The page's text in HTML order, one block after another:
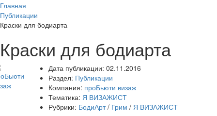
Главная
Публикации
Краски для бодиарта
Краски для бодиарта
Дата публикации: 02.11.2016
Раздел: Публикации
Компания: проБьюти визаж
Тематика: Я ВИЗАЖИСТ
Рубрики: БодиАрт/ Грим / Я ВИЗАЖИСТ